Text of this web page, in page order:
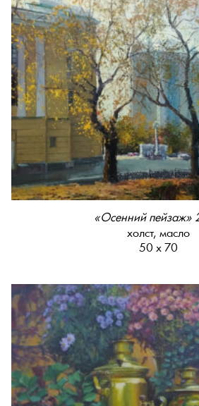
«Осенний пейзаж»
холст, масло
50 х 70